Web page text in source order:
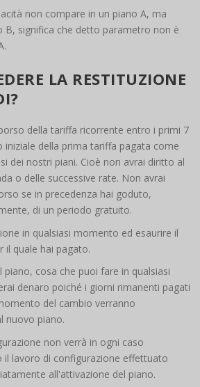
non compare in un piano A, ma
B, significa che detto parametro non è
LA RESTITUZIONE
della tariffa ricorrente entro i primi 7
iniziale della prima tariffa pagata come
dei nostri piani. Cioè non avrai diritto al
o delle successive rate. Non avrai
se in precedenza hai goduto,
di un periodo gratuito.
in qualsiasi momento ed esaurire il
il quale hai pagato.
piano, cosa che puoi fare in qualsiasi
denaro poiché i giorni rimanenti pagati
del cambio verranno
nuovo piano.
non verrà in ogni caso
il lavoro di configurazione effettuato
all'attivazione del piano.